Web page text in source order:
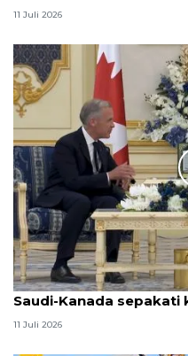
11 Juli 2026
Saudi-Kanada sepakati
11 Juli 2026